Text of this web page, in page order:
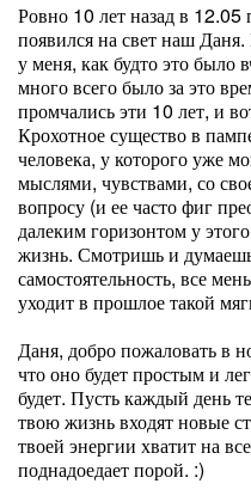
Ровно 10 лет назад в 12.05
появился на свет наш
у меня, как будто это было
много всего было за это
промчались эти 10 лет, и
Крохотное существо в
человека, у которого уже
мыслями, чувствами, со
вопросу (и ее часто фиг
далеким горизонтом у
жизнь. Смотришь и
самостоятельность, все
уходит в прошлое такой
Даня, добро пожаловать в
что оно будет простым и
будет. Пусть каждый день
твою жизнь входят новые
твоей энергии хватит на
поднадоедает порой. :)